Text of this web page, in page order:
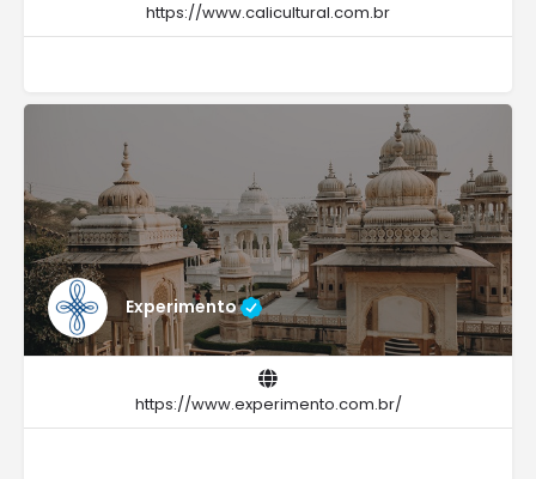
https://www.calicultural.com.br
Experimento
https://www.experimento.com.br/